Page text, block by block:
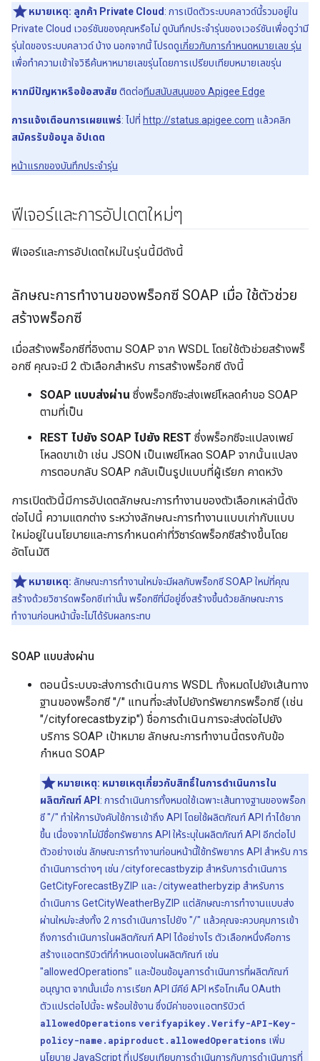
หมายเหตุ: ลูกค้า Private Cloud : การเปิดตัวระบบคลาวด์นี้รวมอยู่ใน
Private Cloud เวอร์ชันของคุณหรือไม่ ดูบันทึกประจำรุ่นของเวอร์ชันเพื่อดูว่ามี
รุ่นใดของระบบคลาวด์ บ้าง นอกจากนี้ โปรดดูเกี่ยวกับการกำหนดหมายเลข รุ่น
เพื่อทำความเข้าใจวิธีค้นหาหมายเลขรุ่นโดยการเปรียบเทียบหมายเลขรุ่น
หากมีปัญหาหรือข้อสงสัย ติดต่อทีมสนับสนุนของ Apigee Edge
การแจ้งเตือนการเผยแพร่: ไปที่ http://status.apigee.com แล้วคลิก
สมัครรับข้อมูล อัปเดต
หน้าแรกของบันทึกประจำรุ่น
ฟีเจอร์และการอัปเดตใหม่ๆ
ฟีเจอร์และการอัปเดตใหม่ในรุ่นนี้มีดังนี้
ลักษณะการทำงานของพร็อกซี SOAP เมื่อ ใช้ตัวช่วย
สร้างพร็อกซี
เมื่อสร้างพร็อกซีที่อิงตาม SOAP จาก WSDL โดยใช้ตัวช่วยสร้างพร็
อกซี คุณจะมี 2 ตัวเลือกสำหรับ การสร้างพร็อกซี ดังนี้
SOAP แบบส่งผ่าน ซึ่งพร็อกซีจะส่งเพย์โหลดคำขอ SOAP
ตามที่เป็น
REST ไปยัง SOAP ไปยัง REST ซึ่งพร็อกซีจะแปลงเพย์
โหลดขาเข้า เช่น JSON เป็นเพย์โหลด SOAP จากนั้นแปลง
การตอบกลับ SOAP กลับเป็นรูปแบบที่ผู้เรียก คาดหวัง
การเปิดตัวนี้มีการอัปเดตลักษณะการทำงานของตัวเลือกเหล่านี้ดัง
ต่อไปนี้ ความแตกต่าง ระหว่างลักษณะการทำงานแบบเก่ากับแบบ
ใหม่อยู่ในนโยบายและการกำหนดค่าที่วิซาร์ดพร็อกซีสร้างขึ้นโดย
อัตโนมัติ
หมายเหตุ: ลักษณะการทำงานใหม่จะมีผลกับพร็อกซี SOAP ใหม่ที่คุณ
สร้างด้วยวิซาร์ดพร็อกซีเท่านั้น พร็อกซีที่มีอยู่ซึ่งสร้างขึ้นด้วยลักษณะการ
ทำงานก่อนหน้านี้จะไม่ได้รับผลกระทบ
SOAP แบบส่งผ่าน
ตอนนี้ระบบจะส่งการดำเนินการ WSDL ทั้งหมดไปยังเส้นทาง
ฐานของพร็อกซี "/" แทนที่จะส่งไปยังทรัพยากรพร็อกซี (เช่น
"/cityforecastbyzip") ชื่อการดำเนินการจะส่งต่อไปยัง
บริการ SOAP เป้าหมาย ลักษณะการทำงานนี้ตรงกับข้อ
กำหนด SOAP
หมายเหตุ: หมายเหตุเกี่ยวกับสิทธิ์ในการดำเนินการใน
ผลิตภัณฑ์ API : การดำเนินการทั้งหมดใช้เฉพาะเส้นทางฐานของพร็อก
ซี "/" ทำให้การบังคับใช้การเข้าถึง API โดยใช้ผลิตภัณฑ์ API ทำได้ยาก
ขึ้น เนื่องจากไม่มีชื่อทรัพยากร API ให้ระบุในผลิตภัณฑ์ API อีกต่อไป
ตัวอย่างเช่น ลักษณะการทำงานก่อนหน้านี้ใช้ทรัพยากร API สำหรับ การ
ดำเนินการต่างๆ เช่น /cityforecastbyzip สำหรับการดำเนินการ
GetCityForecastByZIP และ /cityweatherbyzip สำหรับการ
ดำเนินการ GetCityWeatherByZIP แต่ลักษณะการทำงานแบบส่ง
ผ่านใหม่จะส่งทั้ง 2 การดำเนินการไปยัง "/" แล้วคุณจะควบคุมการเข้า
ถึงการดำเนินการในผลิตภัณฑ์ API ได้อย่างไร ตัวเลือกหนึ่งคือการ
สร้างแอตทริบิวต์ที่กำหนดเองในผลิตภัณฑ์ เช่น
"allowedOperations" และป้อนข้อมูลการดำเนินการที่ผลิตภัณฑ์
อนุญาต จากนั้นเมื่อ การเรียก API มีคีย์ API หรือโทเค็น OAuth
ตัวแปรต่อไปนี้จะ พร้อมใช้งาน ซึ่งมีค่าของแอตทริบิวต์
allowedOperations verifyapikey.Verify-API-Key-
policy-name.apiproduct.allowedOperations เพิ่ม
นโยบาย JavaScript ที่เปรียบเทียบการดำเนินการกับการดำเนินการที่